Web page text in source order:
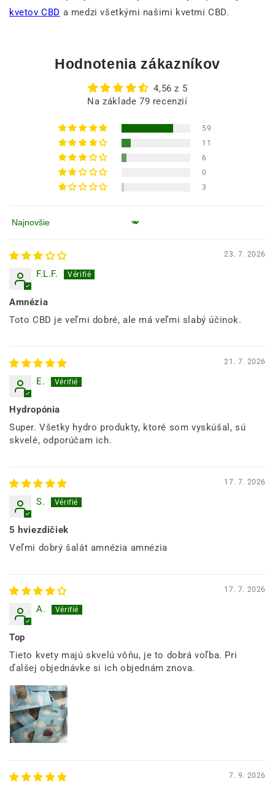
kvetov CBD a medzi všetkými našimi kvetmi CBD.
Hodnotenia zákazníkov
4,56 z 5
Na základe 79 recenzií
59
11
6
0
3
Zoradiť podľa
23. 7. 2026
F.L.F.
Amnézia
Toto CBD je veľmi dobré, ale má veľmi slabý účinok.
21. 7. 2026
E.
Hydropónia
Super. Všetky hydro produkty, ktoré som vyskúšal, sú
skvelé, odporúčam ich.
17. 7. 2026
S.
5 hviezdičiek
Veľmi dobrý šalát amnézia amnézia
17. 7. 2026
A.
Top
Tieto kvety majú skvelú vôňu, je to dobrá voľba. Pri
ďalšej objednávke si ich objednám znova.
7. 9. 2026